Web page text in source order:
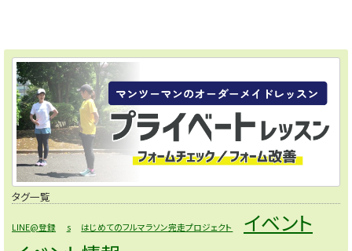
タグ一覧
LINE@登録 s はじめてのフルマラソン完走プロジェクト
イベント